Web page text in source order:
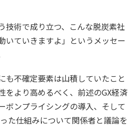
技術で成り立つ、こんな脱炭素社
いていきますよ」というメッセー
も不確定要素は山積していたこと
をより高めるべく、前述のGX経済
ボンプライシングの導入、そして
た仕組みについて関係者と議論を